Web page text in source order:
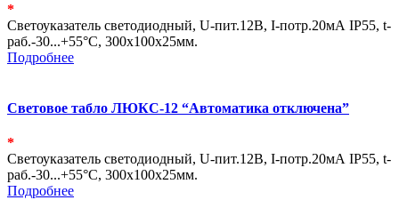
*
Светоуказатель светодиодный, U-пит.12В, I-потр.20мА IP55, t-
раб.-30...+55°С, 300х100х25мм.
Подробнее
Световое табло ЛЮКС-12 “Автоматика отключена”
*
Светоуказатель светодиодный, U-пит.12В, I-потр.20мА IP55, t-
раб.-30...+55°С, 300х100х25мм.
Подробнее